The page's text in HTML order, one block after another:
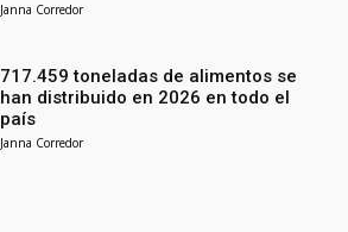
Janna Corredor
717.459 toneladas de alimentos se
han distribuido en 2026 en todo el
país
Janna Corredor